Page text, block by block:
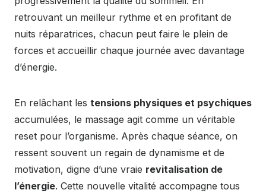
retrouvant un meilleur rythme et en profitant de
nuits réparatrices, chacun peut faire le plein de
forces et accueillir chaque journée avec davantage
d’énergie.
En relâchant les tensions physiques et psychiques
accumulées, le massage agit comme un véritable
reset pour l’organisme. Après chaque séance, on
ressent souvent un regain de dynamisme et de
motivation, digne d’une vraie revitalisation de
l’énergie. Cette nouvelle vitalité accompagne tous